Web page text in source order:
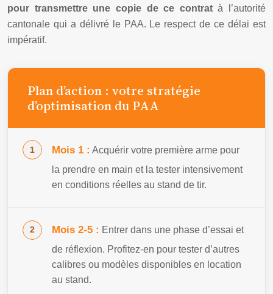
pour transmettre une copie de ce contratà l’autorité
cantonale qui a délivré le PAA. Le respect de ce délai est
impératif.
Plan d’action : votre stratégie
d’optimisation du PAA
Mois 1 : Acquérir votre première arme pour
la prendre en main et la tester intensivement
en conditions réelles au stand de tir.
Mois 2-5 : Entrer dans une phase d’essai et
de réflexion. Profitez-en pour tester d’autres
calibres ou modèles disponibles en location
au stand.